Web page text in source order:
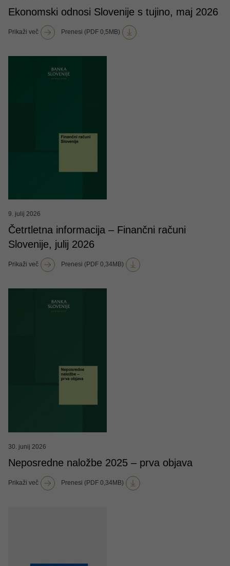
Ekonomski odnosi Slovenije s tujino, maj 2026
Prikaži več Prenesi (PDF 0,5MB)
9. julij 2026
Četrtletna informacija – Finančni računi
Slovenije, julij 2026
Prikaži več Prenesi (PDF 0,34MB)
30. junij 2026
Neposredne naložbe 2025 – prva objava
Prikaži več Prenesi (PDF 0,34MB)